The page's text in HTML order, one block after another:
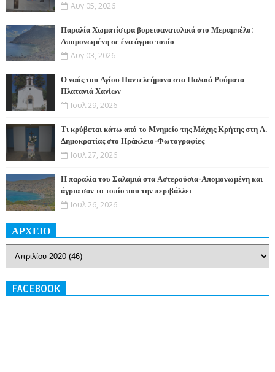
Αυγ 05, 2026
Παραλία Χωματίστρα βορειοανατολικά στο Μεραμπέλο:
Απομονωμένη σε ένα άγριο τοπίο
Αυγ 03, 2026
Ο ναός του Αγίου Παντελεήμονα στα Παλαιά Ρούματα
Πλατανιά Χανίων
Ιουλ 29, 2026
Τι κρύβεται κάτω από το Μνημείο της Μάχης Κρήτης στη Λ.
Δημοκρατίας στο Ηράκλειο-Φωτογραφίες
Ιουλ 27, 2026
Η παραλία του Σαλαμιά στα Αστερούσια-Απομονωμένη και
άγρια σαν το τοπίο που την περιβάλλει
Ιουλ 26, 2026
ΑΡΧΕΙΟ
FACEBOOK